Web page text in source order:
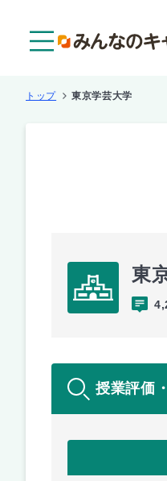
トップ 東京学芸大学
東
授業評価